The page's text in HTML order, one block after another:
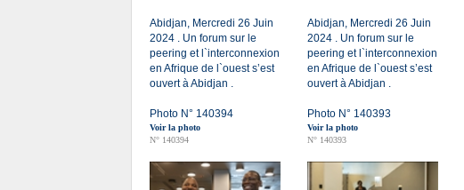
Abidjan, Mercredi 26 Juin
2024 . Un forum sur le
peering et l`interconnexion
en Afrique de l`ouest s’est
ouvert à Abidjan .
Photo N° 140394
Voir la photo
N° 140394
Abidjan, Mercredi 26 Juin
2024 . Un forum sur le
peering et l`interconnexion
en Afrique de l`ouest s’est
ouvert à Abidjan .
Photo N° 140393
Voir la photo
N° 140393